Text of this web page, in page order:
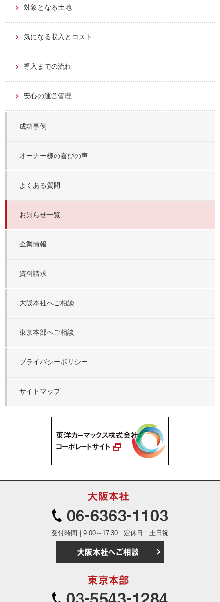
対象となる土地
気になる収入とコスト
導入までの流れ
安心の運営管理
成功事例
オーナー様の喜びの声
よくある質問
お知らせ一覧
企業情報
資料請求
大阪本社へご相談
東京本部へご相談
プライバシーポリシー
サイトマップ
受付時間｜9:00～17:30 定休日｜土日祝